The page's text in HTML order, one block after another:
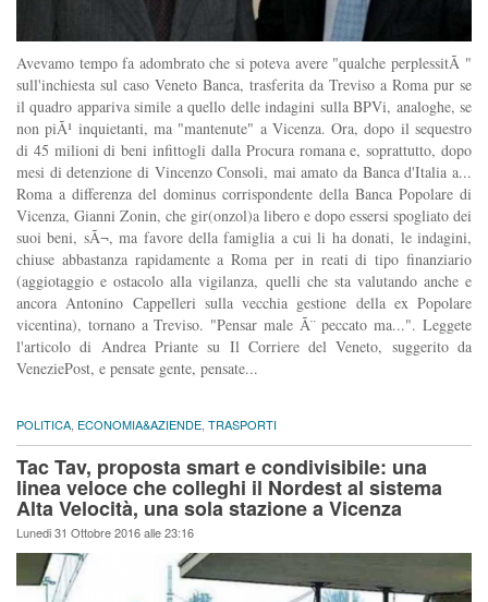
Avevamo tempo fa adombrato che si poteva avere "qualche perplessitÃ "
sull'inchiesta sul caso Veneto Banca, trasferita da Treviso a Roma pur se
il quadro appariva simile a quello delle indagini sulla BPVi, analoghe, se
non piÃ¹ inquietanti, ma "mantenute" a Vicenza. Ora, dopo il sequestro
di 45 milioni di beni infittogli dalla Procura romana e, soprattutto, dopo
mesi di detenzione di Vincenzo Consoli, mai amato da Banca d'Italia a...
Roma a differenza del dominus corrispondente della Banca Popolare di
Vicenza, Gianni Zonin, che gir(onzol)a libero e dopo essersi spogliato dei
suoi beni, sÃ¬, ma favore della famiglia a cui li ha donati, le indagini,
chiuse abbastanza rapidamente a Roma per in reati di tipo finanziario
(aggiotaggio e ostacolo alla vigilanza, quelli che sta valutando anche e
ancora Antonino Cappelleri sulla vecchia gestione della ex Popolare
vicentina), tornano a Treviso. "Pensar male Ã¨ peccato ma...". Leggete
l'articolo di Andrea Priante su Il Corriere del Veneto, suggerito da
VeneziePost, e pensate gente, pensate...
POLITICA ECONOMIA&AZIENDE TRASPORTI
Tac Tav, proposta smart e condivisibile: una
linea veloce che colleghi il Nordest al sistema
Alta Velocità, una sola stazione a Vicenza
Lunedi 31 Ottobre 2016 alle 23:16